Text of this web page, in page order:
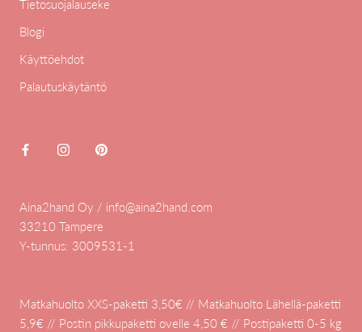
Tietosuojalauseke
Blogi
Käyttöehdot
Palautuskäytäntö
Aina2hand Oy / info@aina2hand.com
33210 Tampere
Y-tunnus: 3009531-1
Matkahuolto XXS-paketti 3,50€ // Matkahuolto Lähellä-paketti
5,9€ // Postin pikkupaketti ovelle 4,50 € // Postipaketti 0-5 kg